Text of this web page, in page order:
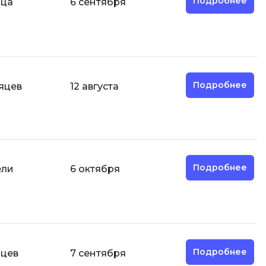
12 августа Подробнее
6 октября Подробнее
7 сентября Подробнее
П
Р
Разработка игр на Unreal